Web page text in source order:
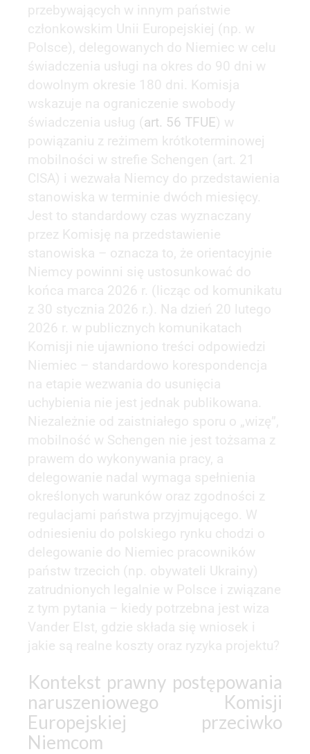
przebywających w innym państwie
członkowskim Unii Europejskiej (np. w
Polsce), delegowanych do Niemiec w celu
świadczenia usługi na okres do 90 dni w
dowolnym okresie 180 dni. Komisja
wskazuje na ograniczenie swobody
świadczenia usług (art. 56 TFUE) w
powiązaniu z reżimem krótkoterminowej
mobilności w strefie Schengen (art. 21
CISA) i wezwała Niemcy do przedstawienia
stanowiska w terminie dwóch miesięcy.
Jest to standardowy czas wyznaczany
przez Komisję na przedstawienie
stanowiska – oznacza to, że orientacyjnie
Niemcy powinni się ustosunkować do
końca marca 2026 r. (licząc od komunikatu
z 30 stycznia 2026 r.). Na dzień 20 lutego
2026 r. w publicznych komunikatach
Komisji nie ujawniono treści odpowiedzi
Niemiec – standardowo korespondencja
na etapie wezwania do usunięcia
uchybienia nie jest jednak publikowana.
Niezależnie od zaistniałego sporu o „wizę”,
mobilność w Schengen nie jest tożsama z
prawem do wykonywania pracy, a
delegowanie nadal wymaga spełnienia
określonych warunków oraz zgodności z
regulacjami państwa przyjmującego. W
odniesieniu do polskiego rynku chodzi o
delegowanie do Niemiec pracowników
państw trzecich (np. obywateli Ukrainy)
zatrudnionych legalnie w Polsce i związane
z tym pytania – kiedy potrzebna jest wiza
Vander Elst, gdzie składa się wniosek i
jakie są realne koszty oraz ryzyka projektu?
Kontekst prawny postępowania
naruszeniowego Komisji
Europejskiej przeciwko
Niemcom